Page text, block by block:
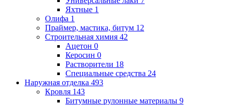
Яхтные 1
Олифа 1
Праймер, мастика, битум 12
Строительная химия 42
Ацетон 0
Керосин 0
Растворители 18
Специальные средства 24
Наружная отделка 493
Кровля 143
Битумные рулонные материалы 9